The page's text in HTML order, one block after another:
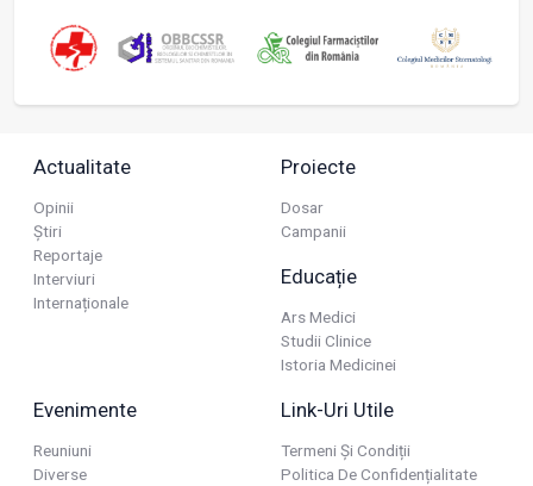
Actualitate
Opinii
Știri
Reportaje
Interviuri
Internaționale
Proiecte
Dosar
Campanii
Educație
Ars Medici
Studii Clinice
Istoria Medicinei
Evenimente
Reuniuni
Diverse
Link-Uri Utile
Termeni Și Condiții
Politica De Confidențialitate